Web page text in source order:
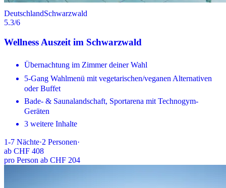
DeutschlandSchwarzwald
5.3/6
Wellness Auszeit im Schwarzwald
Übernachtung im Zimmer deiner Wahl
5-Gang Wahlmenü mit vegetarischen/veganen Alternativen
oder Buffet
Bade- & Saunalandschaft, Sportarena mit Technogym-
Geräten
3 weitere Inhalte
1-7 Nächte·2 Personen·
ab CHF 408
pro Person ab CHF 204